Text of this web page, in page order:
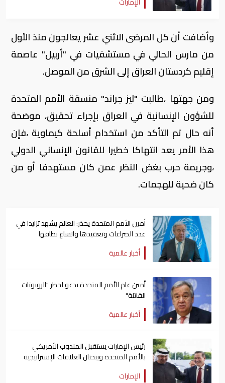
وأضافت أن كل المرضى الاثني عشر يعالجون منذ الأول
من مارس الحالي في مستشفيات في "أربيل" عاصمة
إقليم كردستان العراق إلى الشرق من الموصل.
ومن جهتها ،طالبت "ليز جراند" منسقة الأمم المتحدة
للشؤون الإنسانية في العراق بإجراء تحقيق، موضحة
أنه حال تم التأكد من استخدام أسلحة كيماوية ،فإن
هذا الأمر يعد انتهاكا خطيرا للقانون الإنساني الدولي
،وجريمة حرب بغض النظر عمن كان مستهدفا أو من
كان ضحية للهجمات.
أمين الأمم المتحدة يحذر: العالم يشهد تزايدا في
عدد الصراعات وتعقيدها واتساع نطاقها
أخبار عالمية
أمين عام الأمم المتحدة يدعو لحظر "الروبوتات
القاتلة"
أخبار عالمية
رئيس الإمارات يستقبل المندوب الأمريكي
بالأمم المتحدة ويبحثان العلاقات الإستراتيجية
الإمارات